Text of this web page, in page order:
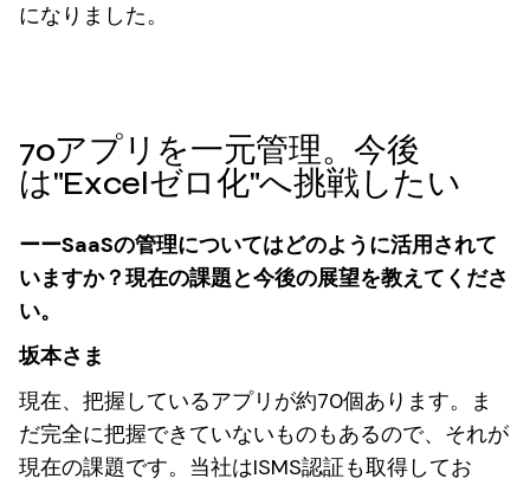
になりました。
70アプリを一元管理。今後
は"Excelゼロ化"へ挑戦したい
ーーSaaSの管理についてはどのように活用されて
いますか？現在の課題と今後の展望を教えてくださ
い。
坂本さま
現在、把握しているアプリが約70個あります。ま
だ完全に把握できていないものもあるので、それが
現在の課題です。当社はISMS認証も取得してお